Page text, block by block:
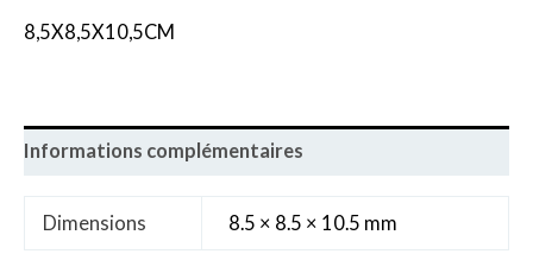
8,5X8,5X10,5CM
Informations complémentaires
Dimensions 8.5 × 8.5 × 10.5 mm